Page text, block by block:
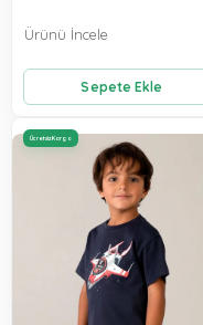
Sepete Ekle
Ürünü İncele
Ücretsiz Kargo